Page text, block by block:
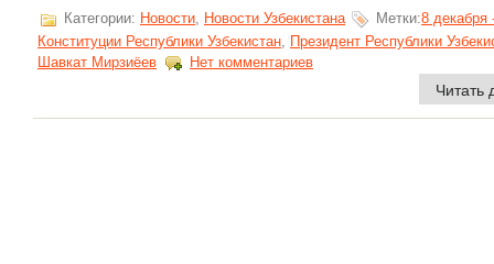
Категории: Новости, Новости Узбекистана Метки:8 декабря
Конституции Республики Узбекистан Президент Республики
Шавкат Мирзиёев
Нет комментариев
Читать